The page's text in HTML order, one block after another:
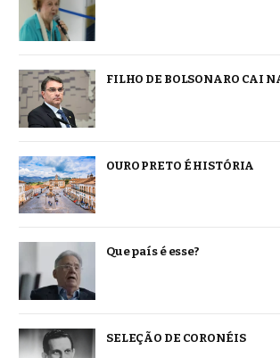
FILHO DE BOLSONARO CAI
OURO PRETO É HISTÓRIA
Que país é esse?
SELEÇÃO DE CORONÉIS